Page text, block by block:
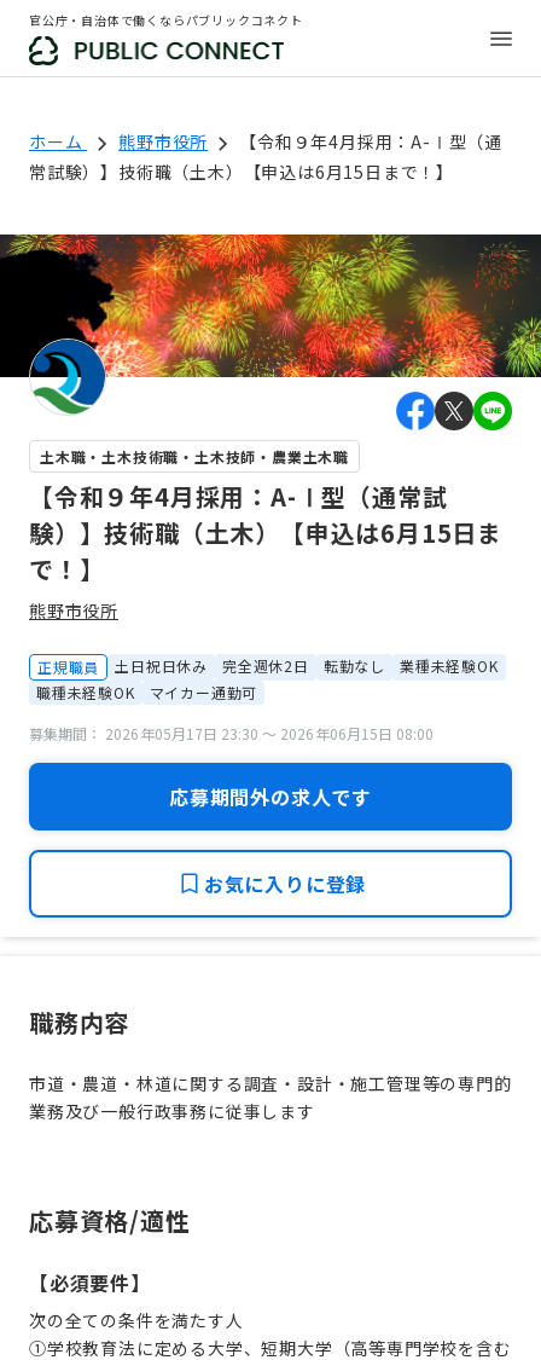
官公庁・自治体で働くならパブリックコネクト
ホーム 熊野市役所
【令和９年4月採用：A-Ⅰ型（通
常試験）】技術職（土木）【申込は6月15日まで！】
土木職・土木技術職・土木技師・農業土木職
【令和９年4月採用：A-Ⅰ型（通常試
験）】技術職（土木）【申込は6月15日ま
で！】
熊野市役所
正規職員 土日祝日休み 完全週休2日 転勤なし
業種未経験OK
職種未経験OK
マイカー通勤可
募集期間： 2026年05月17日 23:30 〜 2026年06月15日 08:00
応募期間外の求人です
お気に入りに登録
職務内容
市道・農道・林道に関する調査・設計・施工管理等の専門的
業務及び一般行政事務に従事します
応募資格/適性
【必須要件】
次の全ての条件を満たす人
①学校教育法に定める大学、短期大学（高等専門学校を含む